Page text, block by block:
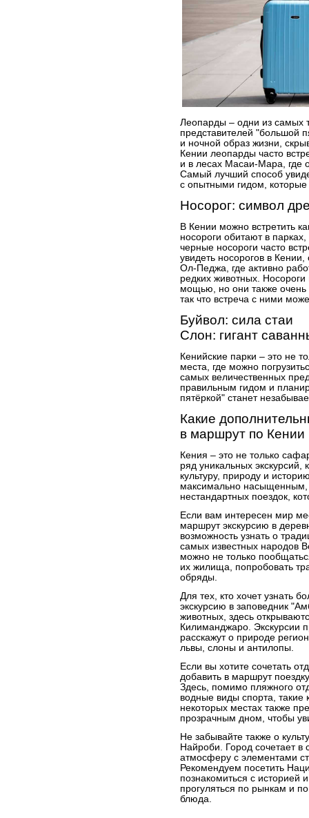
Леопарды – одни из самых
представителей "большой
и ночной образ жизни,
Кении леопарды часто
и в лесах Масаи-Мара, где
Самый лучший способ
с опытными гидом,
Носорог: символ
В Кении можно встретить
носороги обитают в
черные носороги часто
увидеть носорогов в
Ол-Педжа, где активно
редких животных. Носороги
мощью, но они также очень
так что встреча с ними
Буйвол: сила стаи
Слон: гигант
Кенийские парки – это не
места, где можно
самых величественных
правильным гидом и
пятёркой" станет
Какие
в маршрут по Кении
Кения – это не только
ряд уникальных экскурсий,
культуру, природу и
максимально насыщенным,
нестандартных поездок,
Если вам интересен мир
маршрут экскурсию в
возможность узнать о
самых известных народов
можно не только
их жилища, попробовать
обряды.
Для тех, кто хочет узнать
экскурсию в заповедник
животных, здесь
Килиманджаро. Экскурсии
расскажут о природе
львы, слоны и антилопы.
Если вы хотите сочетать
добавить в маршрут
Здесь, помимо пляжного
водные виды спорта, такие
некоторых местах также
прозрачным дном, чтобы
Не забывайте также о
Найроби. Город сочетает в
атмосферу с элементами
Рекомендуем посетить
познакомиться с историей
прогуляться по рынкам и
блюда.